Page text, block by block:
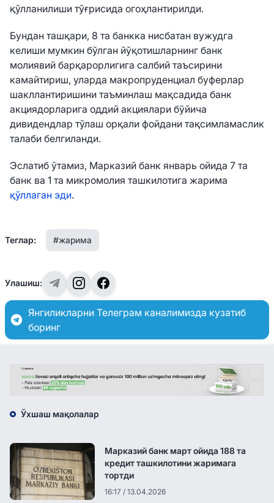
қўлланилиши тўғрисида огоҳлантирилди.
Бундан ташқари, 8 та банкка нисбатан вужудга
келиши мумкин бўлган йўқотишларнинг банк
молиявий барқарорлигига салбий таъсирини
камайтириш, уларда макропруденциал буферлар
шакллантиришини таъминлаш мақсадида банк
акциядорларига оддий акциялари бўйича
дивидендлар тўлаш орқали фойдани тақсимламаслик
талаби белгиланди.
Эслатиб ўтамиз, Марказий банк январь ойида 7 та
банк ва 1 та микромолия ташкилотига жарима
қўллаган эди.
Теглар: #жарима
Улашиш:
Янгиликларни Телеграм каналимизда кузатиб
боринг
Ўхшаш мақолалар
Марказий банк март ойида 188 та
кредит ташкилотини жаримага
тортди
16:17 / 13.04.2026